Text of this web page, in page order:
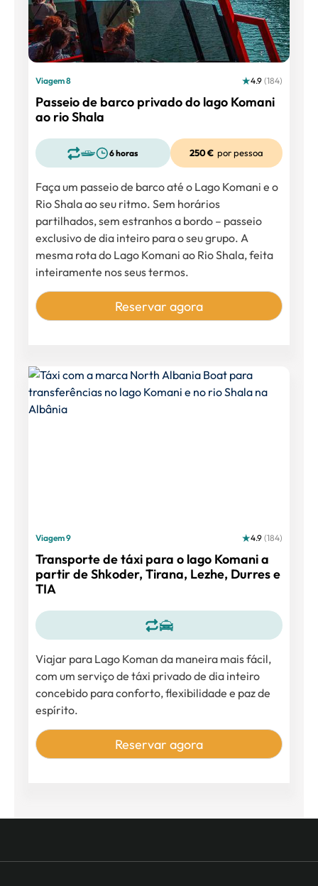
Viagem 8 4.9 (184)
Passeio de barco privado do lago Komani
ao rio Shala
6 horas 250 € por pessoa
Faça um passeio de barco até o Lago Komani e o
Rio Shala ao seu ritmo. Sem horários
partilhados, sem estranhos a bordo – passeio
exclusivo de dia inteiro para o seu grupo. A
mesma rota do Lago Komani ao Rio Shala, feita
inteiramente nos seus termos.
Reservar agora
Viagem 9 4.9 (184)
Transporte de táxi para o lago Komani a
partir de Shkoder, Tirana, Lezhe, Durres e
TIA
Viajar para Lago Koman da maneira mais fácil,
com um serviço de táxi privado de dia inteiro
concebido para conforto, flexibilidade e paz de
espírito.
Reservar agora